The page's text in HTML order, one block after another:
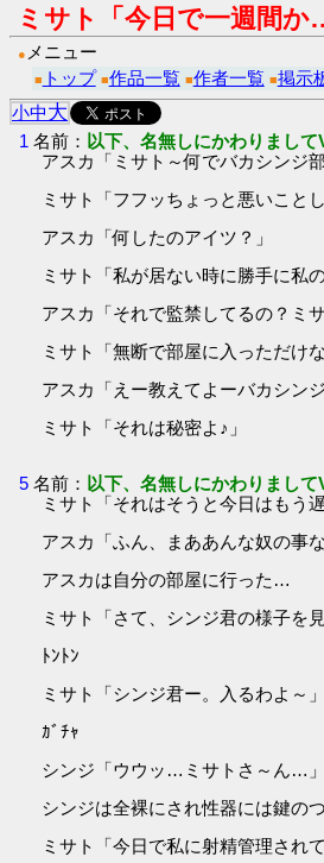
ミサト「今日で一週間
● メニュー
■ トップ ■作品一覧 ■作者一覧 ■掲示
小中大
1 名前： 以下、名無しにかわりまし
アスカ「ミサト～何でバカシンジ
ミサト「フフッちょっと悪いこと
アスカ「何したのアイツ？」
ミサト「私が居ない時に勝手に私
アスカ「それで監禁してるの？ミ
ミサト「無断で部屋に入っただけ
アスカ「えー教えてよーバカシン
ミサト「それは秘密よ♪」
5 名前： 以下、名無しにかわりまし
ミサト「それはそうと今日はもう
アスカ「ふん、まああんな奴の事
アスカは自分の部屋に行った…
ミサト「さて、シンジ君の様子を
ﾄﾝﾄﾝ
ミサト「シンジ君ー。入るわよ～」
ｶﾞﾁｬ
シンジ「ウウッ…ミサトさ～ん…」
シンジは全裸にされ性器には鍵の
ミサト「今日で私に射精管理され